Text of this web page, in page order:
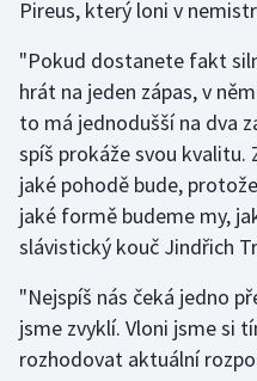
Olympijské hry
Parasport
Plavání
Plážový volejbal
Ragby
Rychlobruslení
Rychlostní kanoistika
Pireus, který loni v
"Pokud dostanete fakt
hrát na jeden zápas, v
to má jednodušší na dva
spíš prokáže svou kvalitu.
jaké pohodě bude,
jaké formě budeme my,
slávistický kouč Jindřich
"Nejspíš nás čeká jedno
jsme zvyklí. Vloni jsme si
rozhodovat aktuální